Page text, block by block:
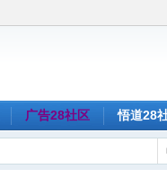
广告28社区 悟道28